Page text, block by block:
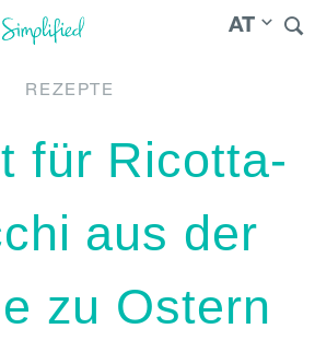
AT
Македонија
REZEPTE
für Ricotta-
aus der
zu Ostern